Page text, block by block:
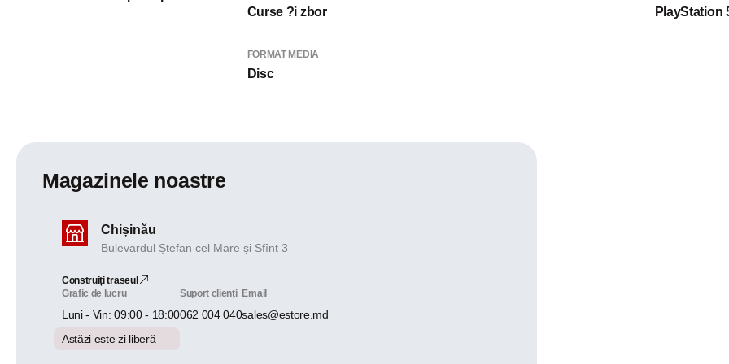
Curse ?i zbor
PlayStation
FORMAT MEDIA
Disc
Magazinele noastre
Chișinău
Bulevardul Ștefan cel Mare și Sfînt 3
Construiți traseul
Grafic de lucru
Luni - Vin: 09:00 - 18:00
Astăzi este zi liberă
Suport clienți
062 004 040
Email
sales@estore.md